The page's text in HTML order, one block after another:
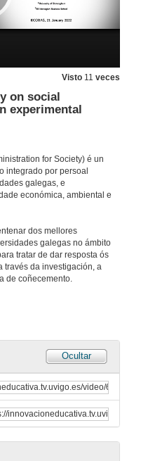
Visto 11 veces
on social
experimental
for Society) é un
integrado por persoal
galegas, e
económica, ambiental e
dos mellores
galegas no ámbito
tratar de dar resposta ós
través da investigación, a
de coñecemento.
Ocultar
2022
Questions Researching violent contexts: A call for political reflexivity
2022
questions. The impact of climate transition risks on financial stability. A systemic risk approach
Presentación de Francisco Gómez Martínez